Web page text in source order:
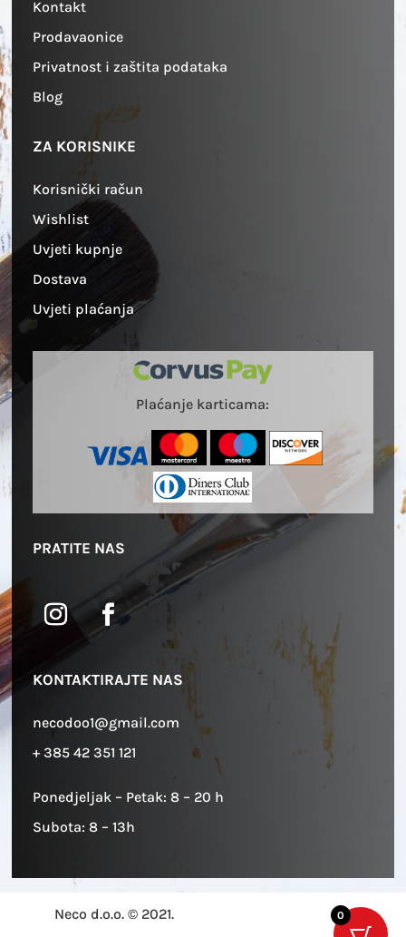
Kontakt
Prodavaonice
Privatnost i zaštita podataka
Blog
ZA KORISNIKE
Korisnički račun
Wishlist
Uvjeti kupnje
Dostava
Uvjeti plaćanja
Plaćanje karticama:
PRATITE NAS
KONTAKTIRAJTE NAS
necodoo1@gmail.com
+ 385 42 351 121
Ponedjeljak – Petak: 8 – 20 h
Subota: 8 – 13h
Neco d.o.o. © 2021. 0